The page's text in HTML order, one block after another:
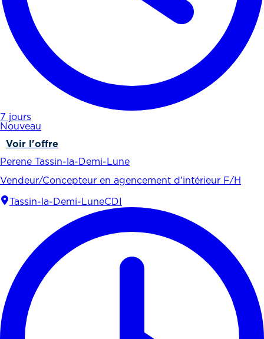
7 jours
Nouveau
Voir l'offre
Perene Tassin-la-Demi-Lune
Vendeur/Concepteur en agencement d’intérieur F/H
Tassin-la-Demi-LuneCDI